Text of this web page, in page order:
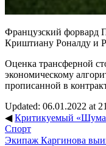
Французский форвард
Криштиану Роналду и
Оценка трансферной
экономическому
прописанной в
Updated: 06.01.2022 at
◀Критикуемый
Спорт
Экипаж Каргинова